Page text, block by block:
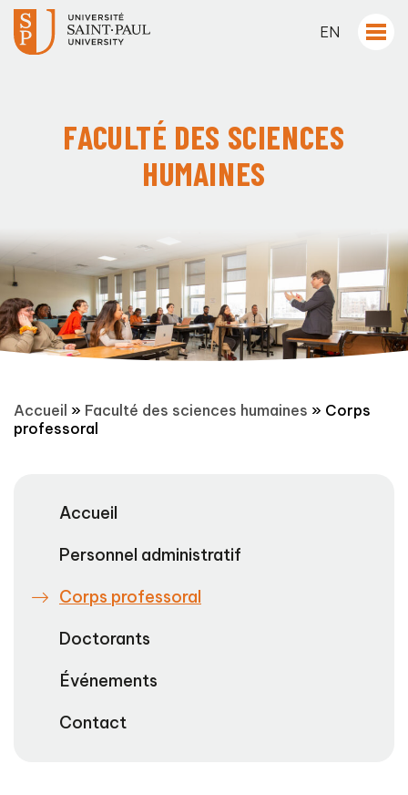
EN
FACULTÉ DES SCIENCES
HUMAINES
Accueil » Faculté des sciences humaines » Corps
professoral
Accueil
Personnel administratif
Corps professoral
Doctorants
Événements
Contact